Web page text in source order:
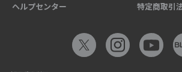
ヘルプセンター 特定商取引